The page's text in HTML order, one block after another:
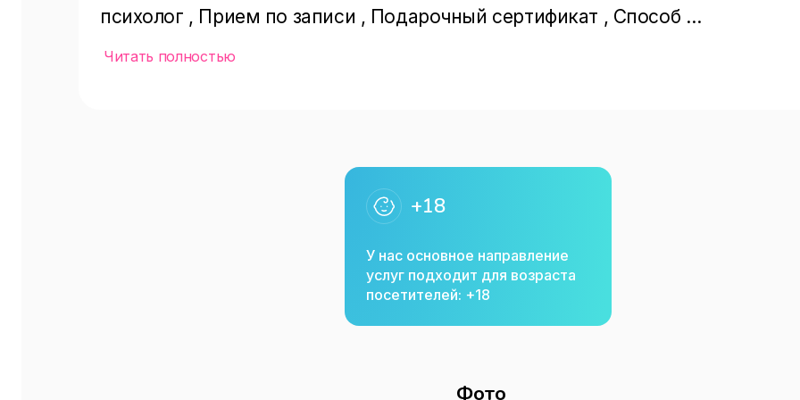
психолог , Прием по записи , Подарочный сертификат , Способ
оплаты(предоплата,наличными,оплата картой,безналичная,онлайн) , Врачи и
Читать полностью
+18
У нас основное направление
услуг подходит для возраста
посетителей: +18
Фото